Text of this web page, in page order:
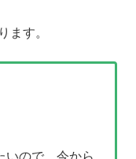
す。
いので、今から